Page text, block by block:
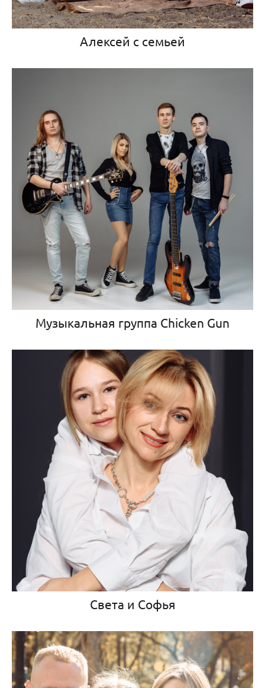
Алексей с семьей
Музыкальная группа Chicken Gun
Света и Софья